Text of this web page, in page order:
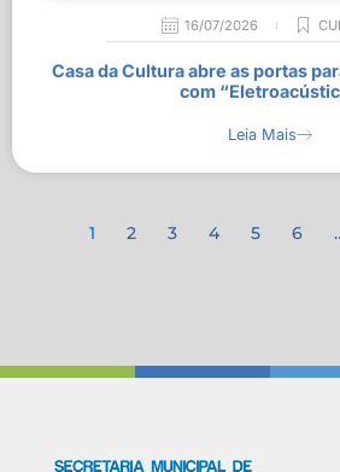
16/07/2026
Casa da Cultura abre as portas
com
Leia Mais
1 2 3 4 5 6